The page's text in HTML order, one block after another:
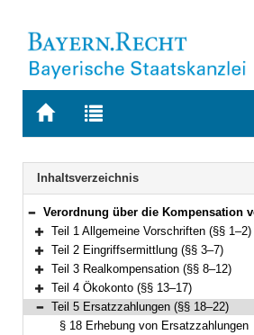
Zur
BAYERN.RECHT
Zur
letzten
Suche
Navigation
Inhaltsverzeichnis
Bereich reduzieren
Verordnung über die Kompensation von Eingriffen in Natur und Landschaft (Bayerische Kompensationsverordnung –
Bereich erweitern
Teil 1 Allgemeine Vorschriften (§§ 1–2)
Bereich erweitern
Teil 2 Eingriffsermittlung (§§ 3–7)
Bereich erweitern
Teil 3 Realkompensation (§§ 8–12)
Bereich erweitern
Teil 4 Ökokonto (§§ 13–17)
Bereich reduzieren
Teil 5 Ersatzzahlungen (§§ 18–22)
§ 18 Erhebung von Ersatzzahlungen